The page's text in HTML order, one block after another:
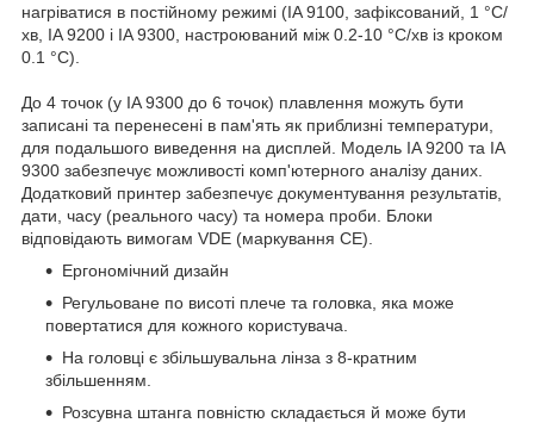
нагріватися в постійному режимі (IA 9100, зафіксований, 1 °C/
хв, IA 9200 і IA 9300, настроюваний між 0.2-10 °C/хв із кроком
0.1 °C).
До 4 точок (у IA 9300 до 6 точок) плавлення можуть бути
записані та перенесені в пам'ять як приблизні температури,
для подальшого виведення на дисплей. Модель IA 9200 та IA
9300 забезпечує можливості комп'ютерного аналізу даних.
Додатковий принтер забезпечує документування результатів,
дати, часу (реального часу) та номера проби. Блоки
відповідають вимогам VDE (маркування СЕ).
Ергономічний дизайн
Регульоване по висоті плече та головка, яка може
повертатися для кожного користувача.
На головці є збільшувальна лінза з 8-кратним
збільшенням.
Розсувна штанга повністю складається й може бути